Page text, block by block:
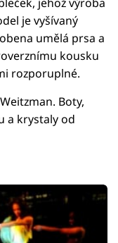
je vyšívaný
umělá prsa a
kousku
rozporuplné.
Boty,
a krystaly od